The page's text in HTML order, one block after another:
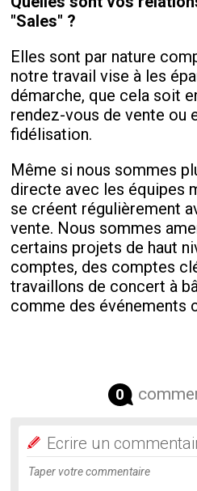
"Sales" ?
Elles sont par nature
notre travail vise à les
démarche, que cela soit
rendez-vous de vente ou
fidélisation.
Même si nous sommes
directe avec les équipes
se créent régulièrement
vente. Nous sommes
certains projets de haut
comptes, des comptes
travaillons de concert à
comme des événements
0
Ecrire un